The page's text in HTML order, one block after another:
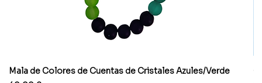
Mala de Colores de Cuentas de Cristales Azules/Verde